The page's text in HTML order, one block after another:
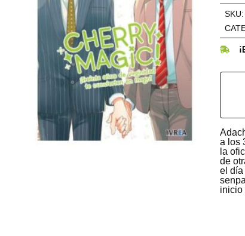
SKU:
a los
la
de
el día
inicio